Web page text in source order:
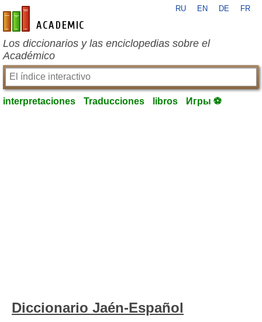
es-academic.com
RU EN DE FR
Los diccionarios y las enciclopedias sobre el
Académico
interpretaciones Traducciones libros Игры ⚽
Diccionario Jaén-Español